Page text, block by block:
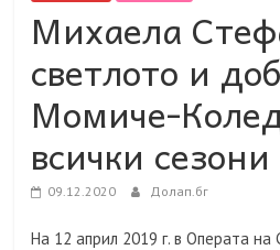
пътешествия|
мода|
събития|
кухня|
минало|
Михаела
светлото и
Момиче-
всички сезони
09.12.2020 Долап.бг
На 12 април 2019 г. в Операта на